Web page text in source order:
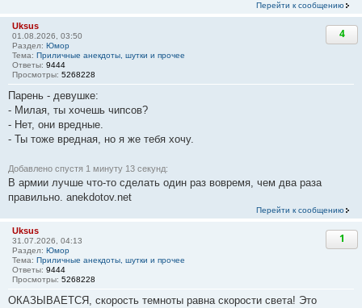
Перейти к сообщению
Uksus
01.08.2026, 03:50
Раздел: Юмор
Тема: Приличные анекдоты, шутки и прочее
Ответы: 9444
Просмотры: 5268228
4
Парень - девушке:
- Милая, ты хочешь чипсов?
- Нет, они вредные.
- Ты тоже вредная, но я же тебя хочу.
Добавлено спустя 1 минуту 13 секунд:
В армии лучше что-то сделать один раз вовремя, чем два раза
правильно. anekdotov.net
Перейти к сообщению
Uksus
31.07.2026, 04:13
Раздел: Юмор
Тема: Приличные анекдоты, шутки и прочее
Ответы: 9444
Просмотры: 5268228
1
ОКАЗЫВАЕТСЯ, скорость темноты равна скорости света! Это